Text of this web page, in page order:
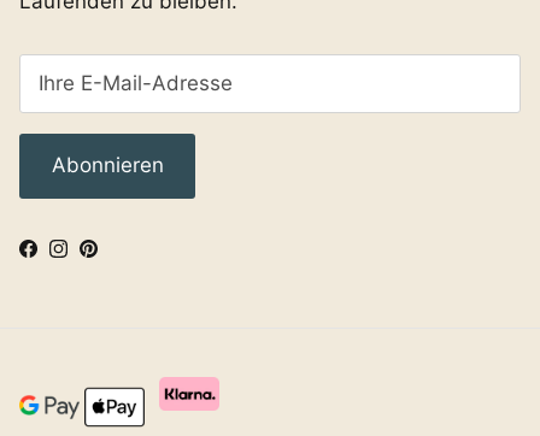
Abonnieren
Facebook
Instagram
Pinterest